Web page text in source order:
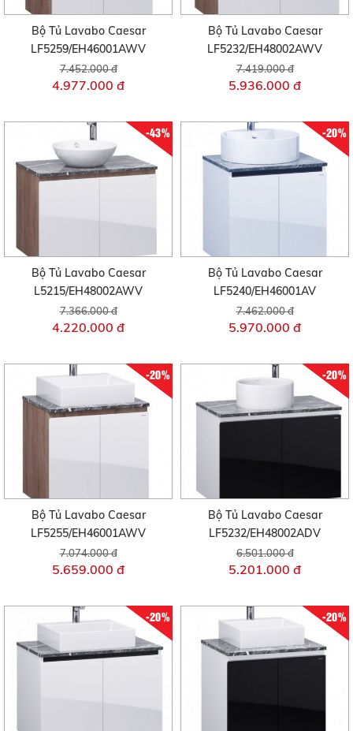
Bộ Tủ Lavabo Caesar
LF5259/EH46001AWV
7.452.000 đ
4.977.000 đ
Bộ Tủ Lavabo Caesar
LF5232/EH48002AWV
7.419.000 đ
5.936.000 đ
-43%
Bộ Tủ Lavabo Caesar
L5215/EH48002AWV
7.366.000 đ
4.220.000 đ
-20%
Bộ Tủ Lavabo Caesar
LF5240/EH46001AV
7.462.000 đ
5.970.000 đ
-20%
Bộ Tủ Lavabo Caesar
LF5255/EH46001AWV
7.074.000 đ
5.659.000 đ
-20%
Bộ Tủ Lavabo Caesar
LF5232/EH48002ADV
6.501.000 đ
5.201.000 đ
-20% -20%